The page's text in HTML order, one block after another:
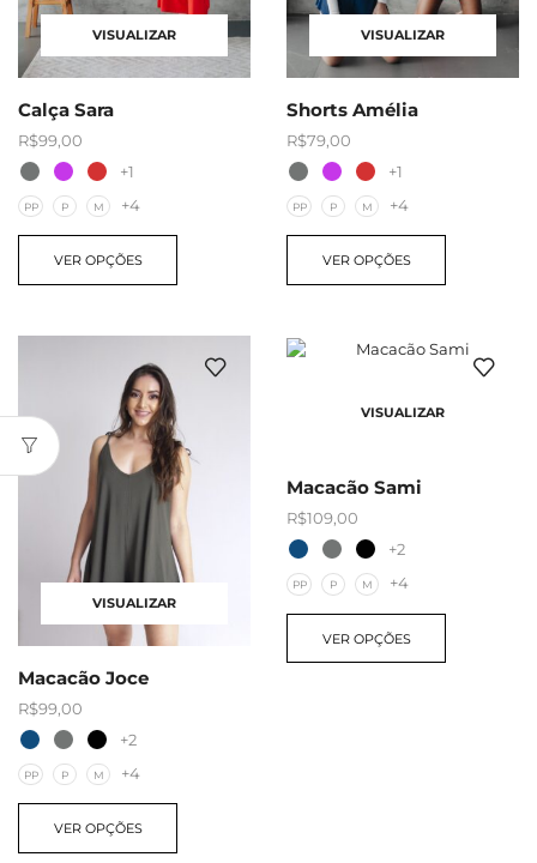
VISUALIZAR
Calça Sara
R$99,00
+1
PP P M +4
VER OPÇÕES
VISUALIZAR
Shorts Amélia
R$79,00
+1
PP P M +4
VER OPÇÕES
VISUALIZAR
Macacão Joce
R$99,00
+2
PP P M +4
VER OPÇÕES
VISUALIZAR
Macacão Sami
R$109,00
+2
PP P M +4
VER OPÇÕES